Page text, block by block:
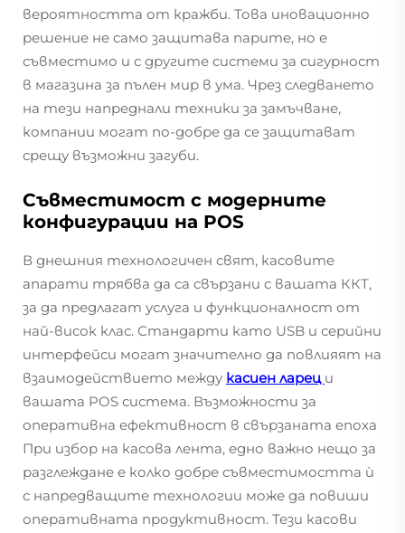
вероятността от кражби. Това иновационно
решение не само защитава парите, но е
съвместимо и с другите системи за сигурност
в магазина за пълен мир в ума. Чрез следването
на тези напреднали техники за замъчване,
компании могат по-добре да се защитават
срещу възможни загуби.
Съвместимост с модерните
конфигурации на POS
В днешния технологичен свят, касовите
апарати трябва да са свързани с вашата ККТ,
за да предлагат услуга и функционалност от
най-висок клас. Стандарти като USB и серийни
интерфейси могат значително да повлияят на
взаимодействието между касиен ларец и
вашата POS система. Възможности за
оперативна ефективност в свързаната епоха
При избор на касова лента, едно важно нещо за
разглеждане е колко добре съвместимостта ѝ
с напредващите технологии може да повиши
оперативната продуктивност. Тези касови